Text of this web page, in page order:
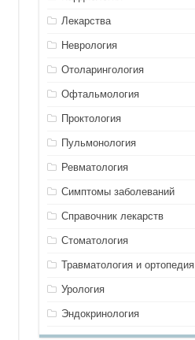
Лекарства
Неврология
Отоларингология
Офтальмология
Проктология
Пульмонология
Ревматология
Симптомы заболеваний
Справочник лекарств
Стоматология
Травматология и ортопедия
Урология
Эндокринология